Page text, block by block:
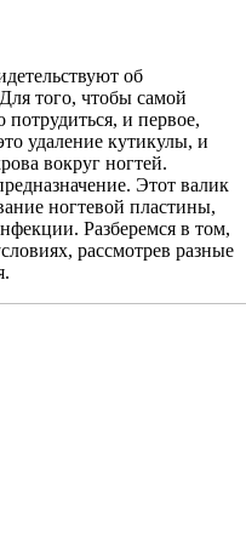
об
того, чтобы самой
и первое,
удаление кутикулы, и
вокруг ногтей.
Этот валик
ногтевой пластины,
Разберемся в том,
рассмотрев разные